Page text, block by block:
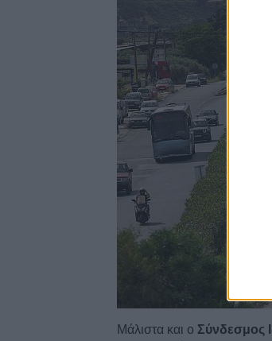
Μάλιστα και ο Σύνδεσμος